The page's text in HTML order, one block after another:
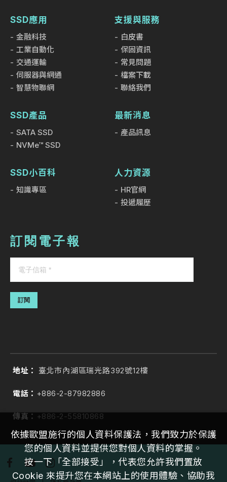
SSD應用
金融科技
工業自動化
交通運輸
伺服器與網通
智慧物聯網
支援與服務
白皮書
保固資訊
常見問題
檔案下載
聯絡我們
SSD產品
SATA SSD
NVMe™ SSD
最新消息
產品訊息
SSD小百科
知識專區
人力資源
HR官網
投遞履歷
訂閱電子報
訂閱
地址： 臺北市內湖區瑞光路392號12樓
電話： +886-2-87982886
傳真： +886-2-55810868
依據歐盟施行的個人資料保護法，我們致力於保護
您的個人資料並提供您對個人資料的掌握。
按一下「全部接受」，代表您允許我們置放
Cookie 來提升您在本網站上的使用體驗、協助我